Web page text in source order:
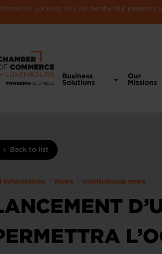
purposes only. No membership
Business
Solutions
Our
Missions
Back to list
information News Institutional news